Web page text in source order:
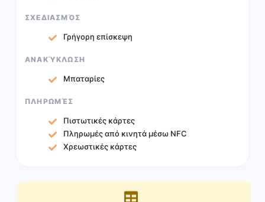
ΣΧΕΔΙΑΣΜΌΣ
Γρήγορη επίσκεψη
ΑΝΑΚΎΚΛΩΣΗ
Μπαταρίες
ΠΛΗΡΩΜΈΣ
Πιστωτικές κάρτες
Πληρωμές από κινητά μέσω NFC
Χρεωστικές κάρτες